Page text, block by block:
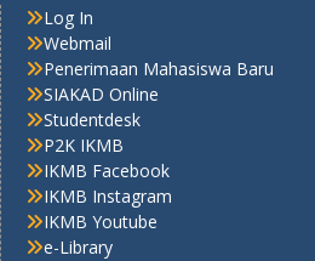
Log In
Webmail
Penerimaan Mahasiswa Baru
SIAKAD Online
Studentdesk
P2K IKMB
IKMB Facebook
IKMB Instagram
IKMB Youtube
e-Library